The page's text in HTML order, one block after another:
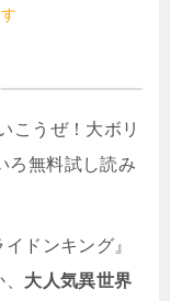
ドンキング』
大人気異世界